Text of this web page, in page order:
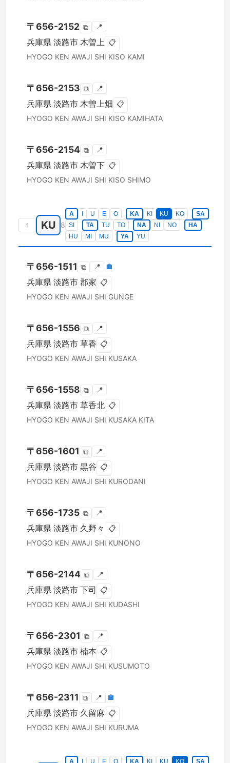
〒656-2152 ⧉ 📍
兵庫県 淡路市 木曽上 📋
HYOGO KEN AWAJI SHI KISO KAMI
〒656-2153 ⧉ 📍
兵庫県 淡路市 木曽上畑 📋
HYOGO KEN AWAJI SHI KISO KAMIHATA
〒656-2154 ⧉ 📍
兵庫県 淡路市 木曽下 📋
HYOGO KEN AWAJI SHI KISO SHIMO
↑ KU 8
A U E O KA KI KU KO
SA
SI
TA TU TO NA NI NO
HA
HU
MI MU YA YU
〒656-1511 ⧉ 📍 🏣
兵庫県 淡路市 郡家 📋
HYOGO KEN AWAJI SHI GUNGE
〒656-1556 ⧉ 📍
兵庫県 淡路市 草香 📋
HYOGO KEN AWAJI SHI KUSAKA
〒656-1558 ⧉ 📍
兵庫県 淡路市 草香北 📋
HYOGO KEN AWAJI SHI KUSAKA KITA
〒656-1601 ⧉ 📍
兵庫県 淡路市 黒谷 📋
HYOGO KEN AWAJI SHI KURODANI
〒656-1735 ⧉ 📍
兵庫県 淡路市 久野々 📋
HYOGO KEN AWAJI SHI KUNONO
〒656-2144 ⧉ 📍
兵庫県 淡路市 下司 📋
HYOGO KEN AWAJI SHI KUDASHI
〒656-2301 ⧉ 📍
兵庫県 淡路市 楠本 📋
HYOGO KEN AWAJI SHI KUSUMOTO
〒656-2311 ⧉ 📍 🏣
兵庫県 淡路市 久留麻 📋
HYOGO KEN AWAJI SHI KURUMA
A U E O KA KI KU KO
SA